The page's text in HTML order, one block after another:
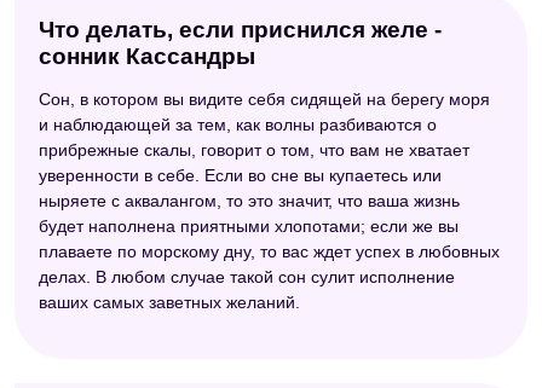
Что делать, если приснился желе -
сонник Кассандры
Сон, в котором вы видите себя сидящей на берегу моря
и наблюдающей за тем, как волны разбиваются о
прибрежные скалы, говорит о том, что вам не хватает
уверенности в себе. Если во сне вы купаетесь или
ныряете с аквалангом, то это значит, что ваша жизнь
будет наполнена приятными хлопотами; если же вы
плаваете по морскому дну, то вас ждет успех в любовных
делах. В любом случае такой сон сулит исполнение
ваших самых заветных желаний.